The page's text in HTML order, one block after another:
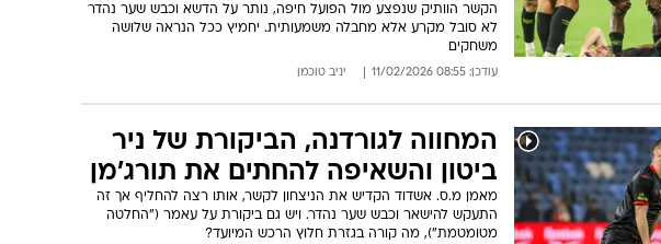
הקשר הוותיק שנפצע מול הפועל חיפה, נותר על הדשא וכבש שער נהדר
לא סובל מקרע אלא מחבלה משמעותית. יחמיץ ככל הנראה שלושה
משחקים
עודכן: 08:55 11/02/2026 יניב טוכמן
המחווה לגורדנה, הביקורת של ניר
ביטון והשאיפה להחתים את תורג'מן
מאמן מ.ס. אשדוד הקדיש את הניצחון לקשר, אותו רצה להחליף אך זה
התעקש להישאר וכבש שער נהדר. ויש גם ביקורת על עאמר ("החלטה
מטומטמת"), מה קורה בגזרת חלוץ הרכש המיועד?